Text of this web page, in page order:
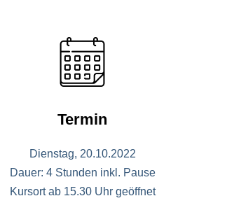
Termin
Dienstag, 20.10.2022
Dauer: 4 Stunden inkl. Pause
Kursort ab 15.30 Uhr geöffnet